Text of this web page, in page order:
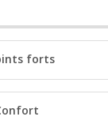
forts